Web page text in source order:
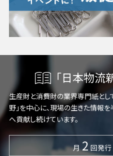
「日本物流
生産財と消費財の業界専門紙として
野」を中心に、現場の生きた情報
へ貢献し続けています。
月 2 回発行